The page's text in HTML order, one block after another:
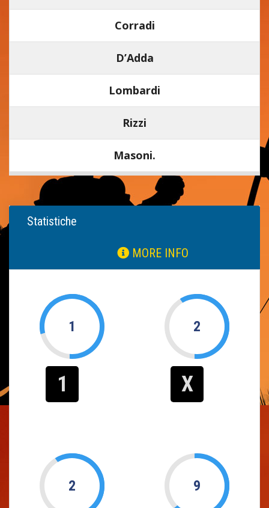
Corradi
D’Adda
Lombardi
Rizzi
Masoni.
Statistiche
MORE INFO
1
1
2
X
2 9